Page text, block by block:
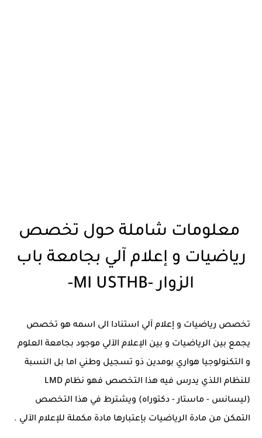
معلومات شاملة حول تخصص
رياضيات و إعلام آلي بجامعة باب
الزوار -MI USTHB-
تخصص رياضيات و إعلام آلي استنادا الى اسمه هو تخصص
يجمع بين الرياضيات و بين الإعلام الآلي موجود بجامعة العلوم
و التكنولوجيا هواري بومدين ذو تسجيل وطني اما بل النسبة
للنظام اللذي يدرس فيه هذا التخصص فهو نظام LMD
(ليسانس - ماستار - دكتوراه) ويشترط في هذا التخصص
التمكن من مادة الرياضيات بإعتبارها مادة مكملة للإعلام الآلي .